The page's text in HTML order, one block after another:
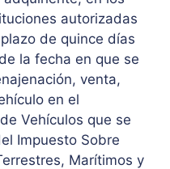
autorizadas
de quince días
la fecha en que se
venta,
en el
Vehículos que se
Impuesto Sobre
Marítimos y